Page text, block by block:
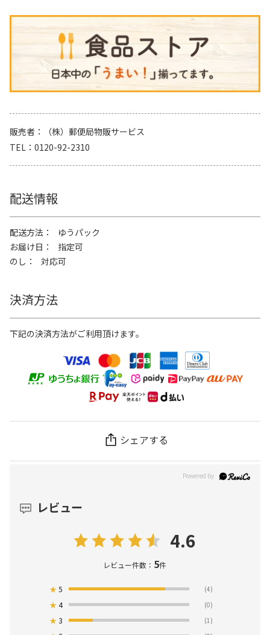
販売者
（株）郵便局物販サービス
TEL
0120-92-2310
配送情報
配送方法
ゆうパック
お届け日
指定可
のし
対応可
決済方法
下記の決済方法がご利用頂けます。
シェアする
レビュー
4.6
レビュー件数： 5件
★5 (4)
★4 (0)
★3 (1)